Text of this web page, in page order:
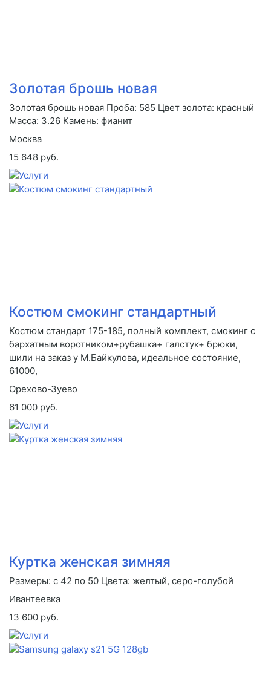
Золотая брошь новая
Золотая брошь новая Проба: 585 Цвет золота: красный
Масса: 3.26 Камень: фианит
Москва
15 648 руб.
Костюм смокинг стандартный
Костюм стандарт 175-185, полный комплект, смокинг с
бархатным воротником+рубашка+ галстук+ брюки,
шили на заказ у М.Байкулова, идеальное состояние,
61000,
Орехово-Зуево
61 000 руб.
Куртка женская зимняя
Размеры: с 42 по 50 Цвета: желтый, серо-голубой
Ивантеевка
13 600 руб.